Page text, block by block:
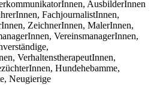
AusbilderInnen
FachjournalistInnen,
ZeichnerInnen, MalerInnen,
VereinsmanagerInnen,
VerhaltenstherapeutInnen,
Hundehebamme,
Neugierige